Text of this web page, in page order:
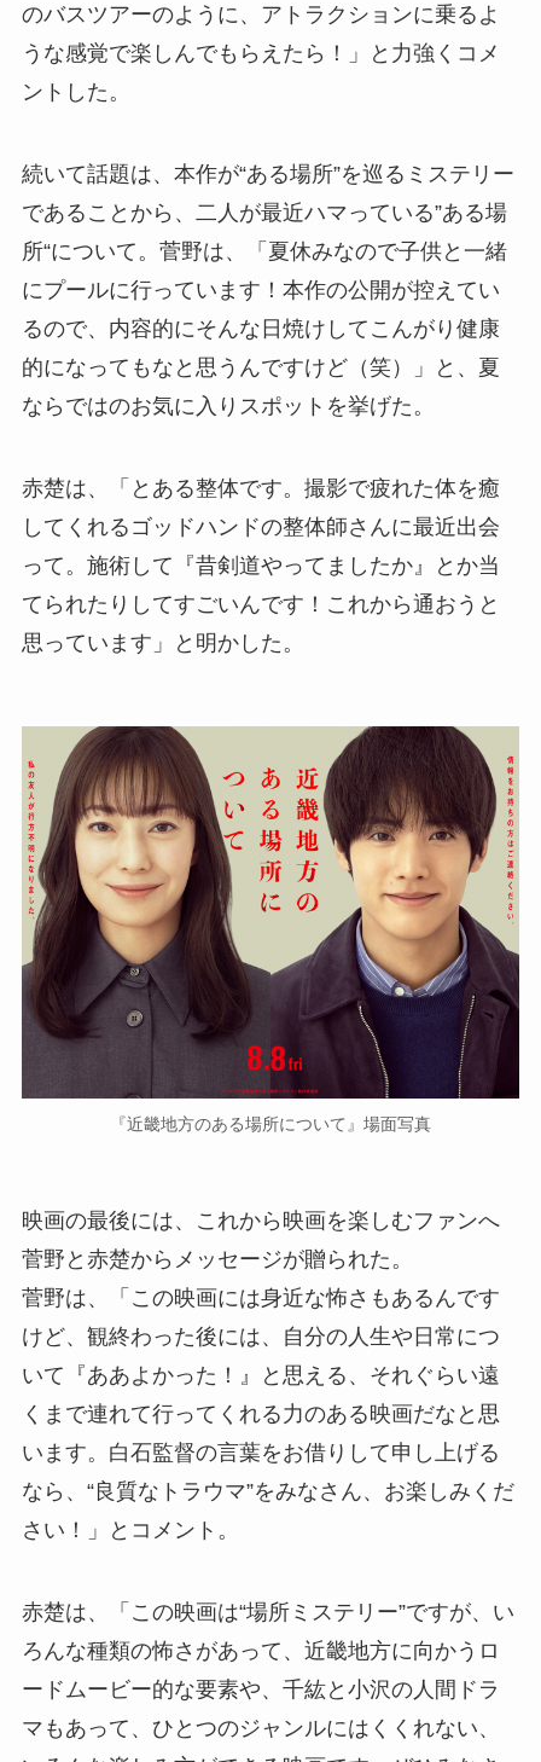
のバスツアーのように、アトラクションに乗るよ
うな感覚で楽しんでもらえたら！」と力強くコメ
ントした。
続いて話題は、本作が“ある場所”を巡るミステリー
であることから、二人が最近ハマっている”ある場
所“について。菅野は、「夏休みなので子供と一緒
にプールに行っています！本作の公開が控えてい
るので、内容的にそんな日焼けしてこんがり健康
的になってもなと思うんですけど（笑）」と、夏
ならではのお気に入りスポットを挙げた。
赤楚は、「とある整体です。撮影で疲れた体を癒
してくれるゴッドハンドの整体師さんに最近出会
って。施術して『昔剣道やってましたか』とか当
てられたりしてすごいんです！これから通おうと
思っています」と明かした。
『近畿地方のある場所について』場面写真
映画の最後には、これから映画を楽しむファンへ
菅野と赤楚からメッセージが贈られた。
菅野は、「この映画には身近な怖さもあるんです
けど、観終わった後には、自分の人生や日常につ
いて『ああよかった！』と思える、それぐらい遠
くまで連れて行ってくれる力のある映画だなと思
います。白石監督の言葉をお借りして申し上げる
なら、“良質なトラウマ”をみなさん、お楽しみくだ
さい！」とコメント。
赤楚は、「この映画は“場所ミステリー”ですが、い
ろんな種類の怖さがあって、近畿地方に向かうロ
ードムービー的な要素や、千紘と小沢の人間ドラ
マもあって、ひとつのジャンルにはくくれない、